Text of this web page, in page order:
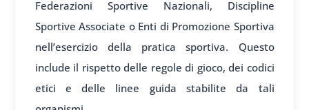
Federazioni Sportive Nazionali, Discipline
Sportive Associate o Enti di Promozione Sportiva
nell’esercizio della pratica sportiva. Questo
include il rispetto delle regole di gioco, dei codici
etici e delle linee guida stabilite da tali